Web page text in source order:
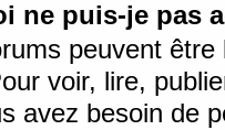
ne puis-je pas
peuvent être
voir, lire,
avez besoin de